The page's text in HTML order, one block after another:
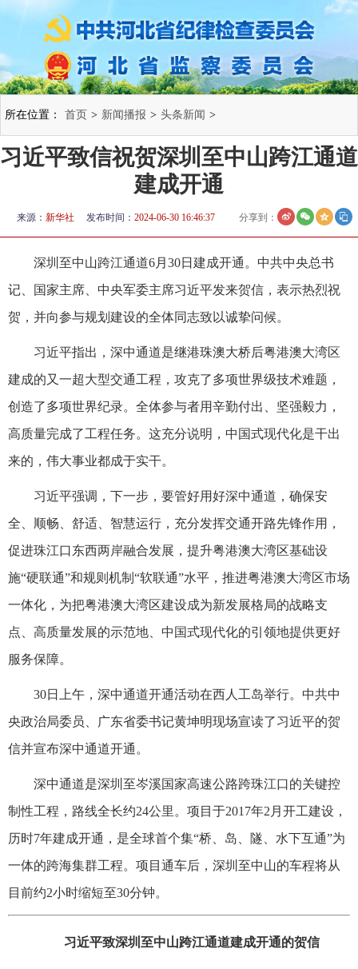
所在位置： 首页 > 新闻播报 > 头条新闻 >
习近平致信祝贺深圳至中山跨江通道
建成开通
来源： 新华社 发布时间： 2024-06-30 16:46:37 分享到：
深圳至中山跨江通道6月30日建成开通。中共中央总书
记、国家主席、中央军委主席习近平发来贺信，表示热烈祝
贺，并向参与规划建设的全体同志致以诚挚问候。
习近平指出，深中通道是继港珠澳大桥后粤港澳大湾区
建成的又一超大型交通工程，攻克了多项世界级技术难题，
创造了多项世界纪录。全体参与者用辛勤付出、坚强毅力，
高质量完成了工程任务。这充分说明，中国式现代化是干出
来的，伟大事业都成于实干。
习近平强调，下一步，要管好用好深中通道，确保安
全、顺畅、舒适、智慧运行，充分发挥交通开路先锋作用，
促进珠江口东西两岸融合发展，提升粤港澳大湾区基础设
施“硬联通”和规则机制“软联通”水平，推进粤港澳大湾区市场
一体化，为把粤港澳大湾区建设成为新发展格局的战略支
点、高质量发展的示范地、中国式现代化的引领地提供更好
服务保障。
30日上午，深中通道开通活动在西人工岛举行。中共中
央政治局委员、广东省委书记黄坤明现场宣读了习近平的贺
信并宣布深中通道开通。
深中通道是深圳至岑溪国家高速公路跨珠江口的关键控
制性工程，路线全长约24公里。项目于2017年2月开工建设，
历时7年建成开通，是全球首个集“桥、岛、隧、水下互通”为
一体的跨海集群工程。项目通车后，深圳至中山的车程将从
目前约2小时缩短至30分钟。
习近平致深圳至中山跨江通道建成开通的贺信